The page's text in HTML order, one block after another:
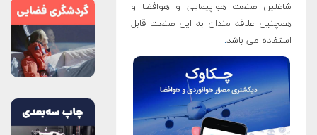
شاغلین صنعت هواپیمایی و هوافضا و
همچنین علاقه مندان به این صنعت قابل
استفاده می باشد.